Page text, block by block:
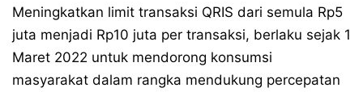
Meningkatkan limit transaksi QRIS dari semula Rp5
juta menjadi Rp10 juta per transaksi, berlaku sejak 1
Maret 2022 untuk mendorong konsumsi
masyarakat dalam rangka mendukung percepatan